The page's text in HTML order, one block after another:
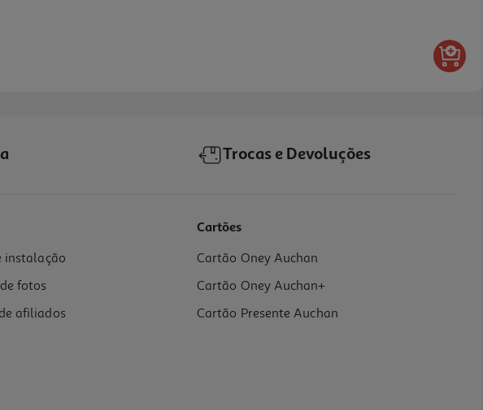
Trocas e Devoluções
instalação
fotos
afiliados
Cartões
Cartão Oney Auchan
Cartão Oney Auchan+
Cartão Presente Auchan